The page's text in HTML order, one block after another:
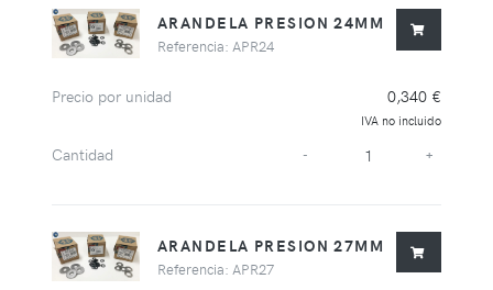
ARANDELA PRESION 24MM
Referencia: APR24
Precio por unidad 0,340 €
IVA no incluido
Cantidad - +
ARANDELA PRESION 27MM
Referencia: APR27